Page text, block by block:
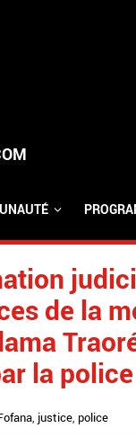
de la
la
, justice, police